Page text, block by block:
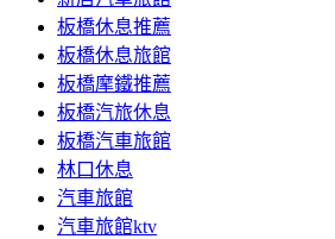
板橋休息推薦
板橋休息旅館
板橋摩鐵推薦
板橋汽旅休息
板橋汽車旅館
林口休息
汽車旅館
汽車旅館ktv